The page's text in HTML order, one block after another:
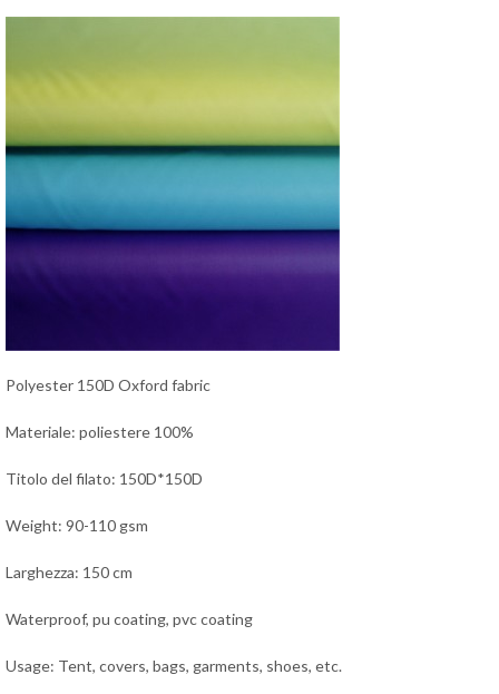
Polyester 150D Oxford fabric
Materiale: poliestere 100%
Titolo del filato: 150D*150D
Weight: 90-110 gsm
Larghezza: 150 cm
Waterproof, pu coating, pvc coating
Usage: Tent, covers, bags, garments, shoes, etc.